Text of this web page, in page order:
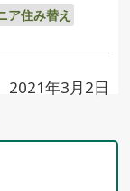
ア住み替え
2021年3月2日